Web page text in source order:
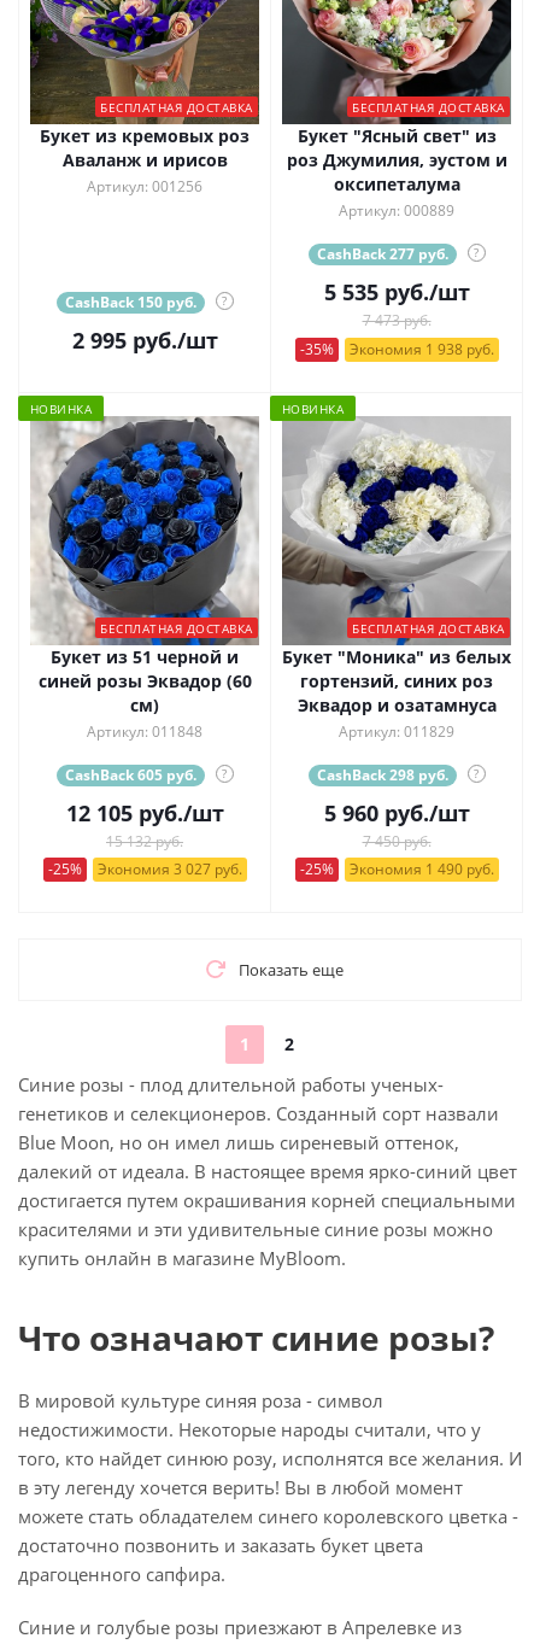
БЕСПЛАТНАЯ ДОСТАВКА
Букет из кремовых роз
Аваланж и ирисов
Артикул: 001256
CashBack 150 руб. ?
2 995руб./шт
БЕСПЛАТНАЯ ДОСТАВКА
Букет "Ясный свет" из
роз Джумилия, эустом и
оксипеталума
Артикул: 000889
CashBack 277 руб. ?
5 535руб./шт
7 473 руб.
-35%
Экономия 1 938 руб.
НОВИНКА
БЕСПЛАТНАЯ ДОСТАВКА
Букет из 51 черной и
синей розы Эквадор (60
см)
Артикул: 011848
CashBack 605 руб. ?
12 105руб./шт
15 132 руб.
-25%
Экономия 3 027 руб.
НОВИНКА
БЕСПЛАТНАЯ ДОСТАВКА
Букет "Моника" из белых
гортензий, синих роз
Эквадор и озатамнуса
Артикул: 011829
CashBack 298 руб. ?
5 960руб./шт
7 450 руб.
-25%
Экономия 1 490 руб.
Показать еще
1 2
Синие розы - плод длительной работы ученых-
генетиков и селекционеров. Созданный сорт назвали
Blue Moon, но он имел лишь сиреневый оттенок,
далекий от идеала. В настоящее время ярко-синий цвет
достигается путем окрашивания корней специальными
красителями и эти удивительные синие розы можно
купить онлайн в магазине MyBloom.
Что означают синие розы?
В мировой культуре синяя роза - символ
недостижимости. Некоторые народы считали, что у
того, кто найдет синюю розу, исполнятся все желания. И
в эту легенду хочется верить! Вы в любой момент
можете стать обладателем синего королевского цветка -
достаточно позвонить и заказать букет цвета
драгоценного сапфира.
Синие и голубые розы приезжают в Апрелевке из